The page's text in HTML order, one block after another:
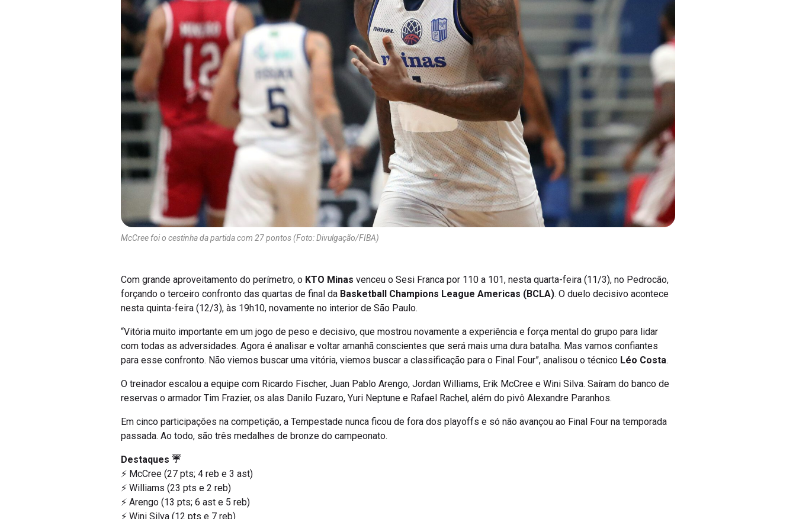
McCree foi o cestinha da partida com 27 pontos (Foto: Divulgação/FIBA)
Com grande aproveitamento do perímetro, o KTO Minas
venceu o Sesi Franca por 110 a 101, nesta quarta-feira (11/3), no Pedrocão,
forçando o terceiro confronto das quartas de final da Basketball Champions League Americas (BCLA) . O duelo decisivo acontece
nesta quinta-feira (12/3), às 19h10, novamente no interior de São Paulo.
“Vitória muito importante em um jogo de peso e decisivo, que mostrou novamente a experiência e força mental do grupo para lidar
com todas as adversidades. Agora é analisar e voltar amanhã conscientes que será mais uma dura batalha. Mas vamos confiantes
para esse confronto. Não viemos buscar uma vitória, viemos buscar a classificação para o Final Four”, analisou o técnico
Léo Costa
O treinador escalou a equipe com Ricardo Fischer, Juan Pablo Arengo, Jordan Williams, Erik McCree e Wini Silva. Saíram do banco de
reservas o armador Tim Frazier, os alas Danilo Fuzaro, Yuri Neptune e Rafael Rachel, além do pivô Alexandre Paranhos.
Em cinco participações na competição, a Tempestade nunca ficou de fora dos playoffs e só não avançou ao Final Four na temporada
passada. Ao todo, são três medalhes de bronze do campeonato.
Destaques ☔
⚡️ McCree (27 pts; 4 reb e 3 ast)
⚡️ Williams (23 pts e 2 reb)
⚡️ Arengo (13 pts; 6 ast e 5 reb)
⚡️ Wini Silva (12 pts e 7 reb)